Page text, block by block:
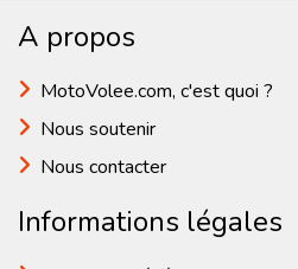
A propos
MotoVolee.com, c'est quoi ?
Nous soutenir
Nous contacter
Informations légales